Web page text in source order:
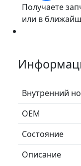
Получаете
или в
Внутренний
ОЕМ
Состояние
Описание